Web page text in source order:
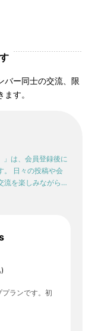
バー同士の交流、限
す。
は、会員登録後に
。 日々の投稿や会
流を楽しみながら。
く。そんな体験
ランです。初